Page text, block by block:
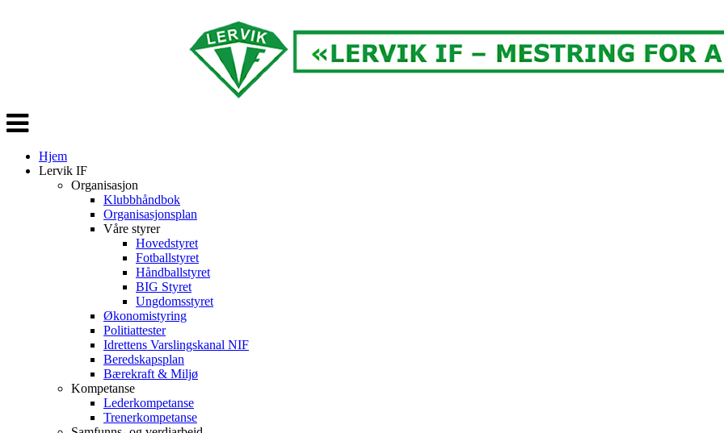
Veksle
navigasjon
Hjem
Lervik IF
Organisasjon
Klubbhåndbok
Organisasjonsplan
Våre styrer
Hovedstyret
Fotballstyret
Håndballstyret
BIG Styret
Ungdomsstyret
Økonomistyring
Politiattester
Idrettens Varslingskanal NIF
Beredskapsplan
Bærekraft & Miljø
Kompetanse
Lederkompetanse
Trenerkompetanse